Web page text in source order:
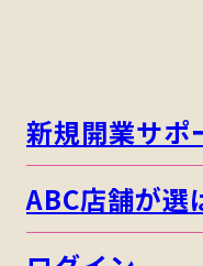
新規開業サポ
ABC店舗が選